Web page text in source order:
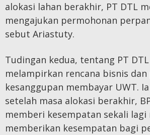
alokasi lahan berakhir, PT DTL
mengajukan permohonan
sebut Ariastuty.
Tudingan kedua, tentang PT
melampirkan rencana bisnis
kesanggupan membayar UWT.
setelah masa alokasi berakhir,
memberi kesempatan sekali lagi
memberikan kesempatan bagi